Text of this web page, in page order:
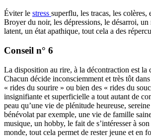
Éviter le stress superflu, les tracas, les
Broyer du noir, les dépressions, le désarroi, un
latent, un état apathique, tout cela a des
Conseil n° 6
La disposition au rire, à la décontraction est la
Chacun décide inconsciemment et très tôt
« rides du sourire » ou bien des « rides du
insignifiante et superficielle a tout autant de
peau qu’une vie de plénitude heureuse,
bénévolat par exemple, une vie de famille
musique, un hobby, le fait de s’intéresser à
monde, tout cela permet de rester jeune et en